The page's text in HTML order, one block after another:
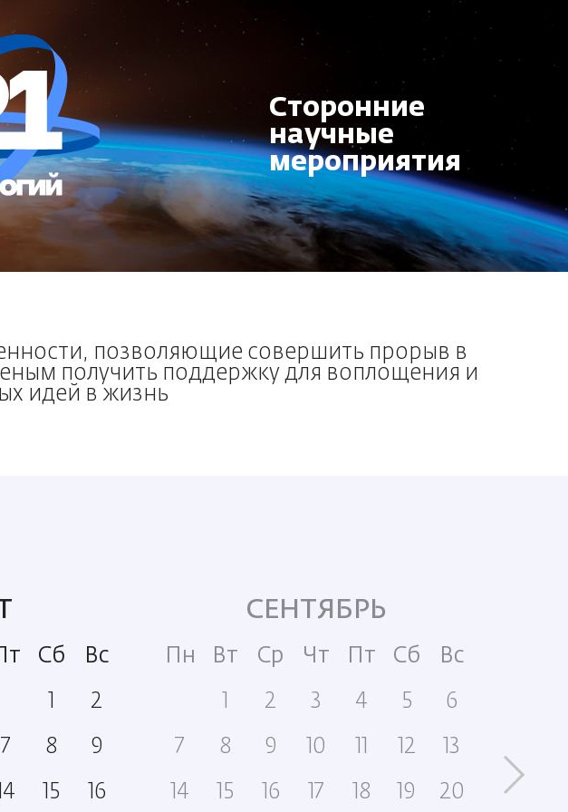
Сторонние
научные
мероприятия
позволяющие совершить прорыв в
получить поддержку для воплощения и
идей в жизнь
Пт Сб Вс
2
7 8 9
14 15 16
СЕНТЯБРЬ
Пн Вт Ср Чт Пт Сб Вс
2 3 4 5 6
7 8 9 10 12 13
14 15 16 17 18 19 20